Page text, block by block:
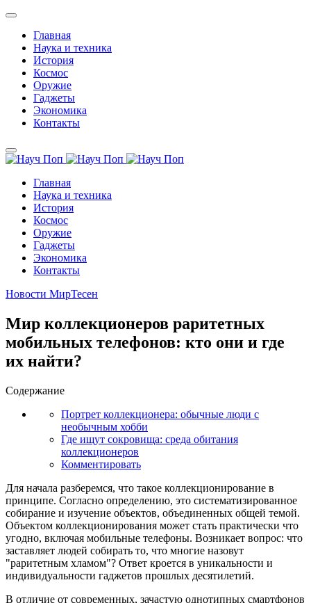
Главная
Наука и техника
История
Космос
Оружие
Гаджеты
Экономика
Контакты
Главная
Наука и техника
История
Космос
Оружие
Гаджеты
Экономика
Контакты
Новости МирТесен
Мир коллекционеров раритетных
мобильных телефонов: кто они и где
их найти?
Содержание
Портрет коллекционера: обычные люди с
необычным хобби
Где ищут сокровища: среда обитания
коллекционеров
Комментировать
Для начала разберемся, что такое коллекционирование в
принципе. Согласно определению, это систематизированное
собирание и изучение объектов, объединенных общей темой.
Объектом коллекционирования может стать практически что
угодно, включая мобильные телефоны. Возникает вопрос: что
заставляет людей собирать то, что многие назовут
"раритетным хламом"? Ответ кроется в уникальности и
индивидуальности гаджетов прошлых десятилетий.
В отличие от современных, зачастую однотипных смартфонов